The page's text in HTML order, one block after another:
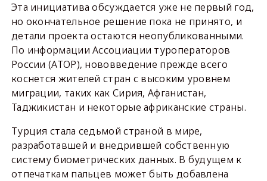
Эта инициатива обсуждается уже не первый год,
но окончательное решение пока не принято, и
детали проекта остаются неопубликованными.
По информации Ассоциации туроператоров
России (АТОР), нововведение прежде всего
коснется жителей стран с высоким уровнем
миграции, таких как Сирия, Афганистан,
Таджикистан и некоторые африканские страны.
Турция стала седьмой страной в мире,
разработавшей и внедрившей собственную
систему биометрических данных. В будущем к
отпечаткам пальцев может быть добавлена